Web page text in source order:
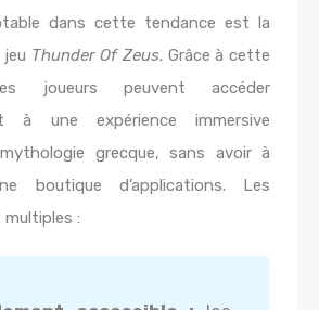
dans cette tendance est la
Thunder Of Zeus. Grâce à cette
joueurs peuvent accéder
à une expérience immersive
grecque, sans avoir à
boutique d’applications. Les
: